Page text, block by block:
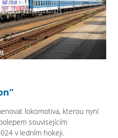
lokomotiva, kterou nyní
souvisejícím
v ledním hokeji.